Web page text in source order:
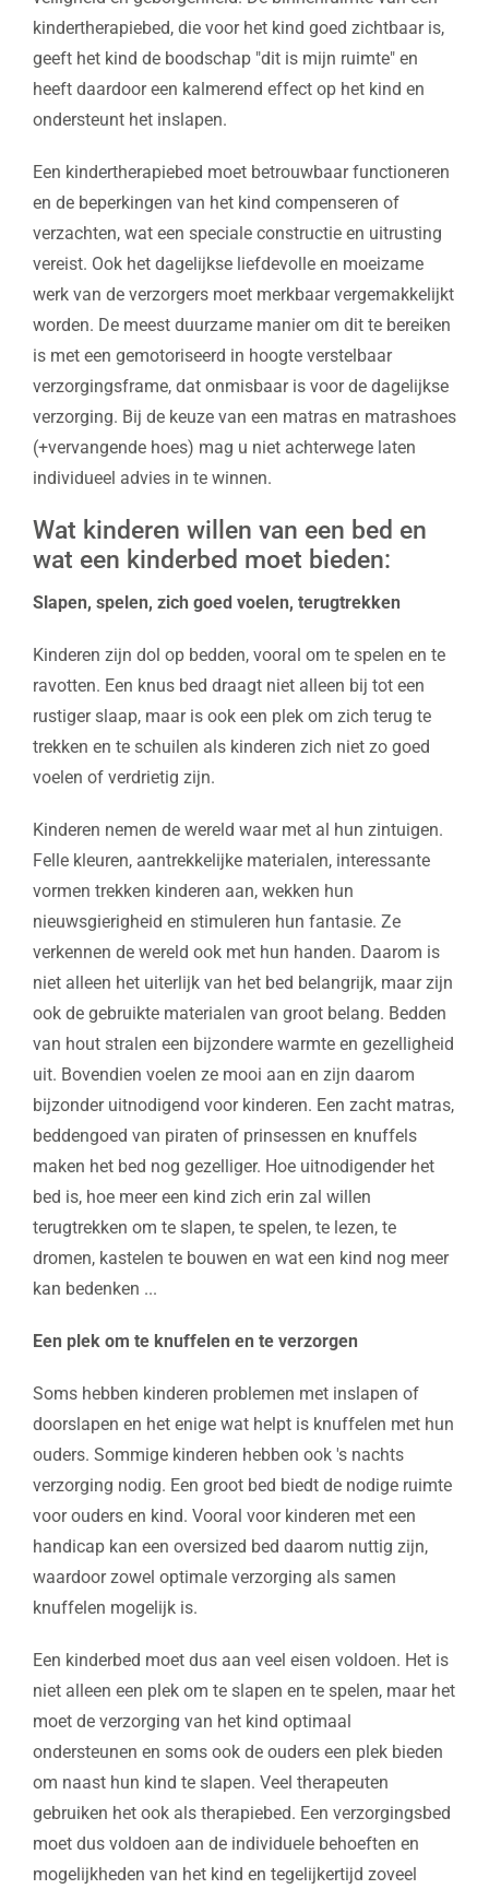
kindertherapiebed, die voor het kind goed zichtbaar is,
geeft het kind de boodschap "dit is mijn ruimte" en
heeft daardoor een kalmerend effect op het kind en
ondersteunt het inslapen.
Een kindertherapiebed moet betrouwbaar functioneren
en de beperkingen van het kind compenseren of
verzachten, wat een speciale constructie en uitrusting
vereist. Ook het dagelijkse liefdevolle en moeizame
werk van de verzorgers moet merkbaar vergemakkelijkt
worden. De meest duurzame manier om dit te bereiken
is met een gemotoriseerd in hoogte verstelbaar
verzorgingsframe, dat onmisbaar is voor de dagelijkse
verzorging. Bij de keuze van een matras en matrashoes
(+vervangende hoes) mag u niet achterwege laten
individueel advies in te winnen.
Wat kinderen willen van een bed en
wat een kinderbed moet bieden:
Slapen, spelen, zich goed voelen, terugtrekken
Kinderen zijn dol op bedden, vooral om te spelen en te
ravotten. Een knus bed draagt niet alleen bij tot een
rustiger slaap, maar is ook een plek om zich terug te
trekken en te schuilen als kinderen zich niet zo goed
voelen of verdrietig zijn.
Kinderen nemen de wereld waar met al hun zintuigen.
Felle kleuren, aantrekkelijke materialen, interessante
vormen trekken kinderen aan, wekken hun
nieuwsgierigheid en stimuleren hun fantasie. Ze
verkennen de wereld ook met hun handen. Daarom is
niet alleen het uiterlijk van het bed belangrijk, maar zijn
ook de gebruikte materialen van groot belang. Bedden
van hout stralen een bijzondere warmte en gezelligheid
uit. Bovendien voelen ze mooi aan en zijn daarom
bijzonder uitnodigend voor kinderen. Een zacht matras,
beddengoed van piraten of prinsessen en knuffels
maken het bed nog gezelliger. Hoe uitnodigender het
bed is, hoe meer een kind zich erin zal willen
terugtrekken om te slapen, te spelen, te lezen, te
dromen, kastelen te bouwen en wat een kind nog meer
kan bedenken ...
Een plek om te knuffelen en te verzorgen
Soms hebben kinderen problemen met inslapen of
doorslapen en het enige wat helpt is knuffelen met hun
ouders. Sommige kinderen hebben ook 's nachts
verzorging nodig. Een groot bed biedt de nodige ruimte
voor ouders en kind. Vooral voor kinderen met een
handicap kan een oversized bed daarom nuttig zijn,
waardoor zowel optimale verzorging als samen
knuffelen mogelijk is.
Een kinderbed moet dus aan veel eisen voldoen. Het is
niet alleen een plek om te slapen en te spelen, maar het
moet de verzorging van het kind optimaal
ondersteunen en soms ook de ouders een plek bieden
om naast hun kind te slapen. Veel therapeuten
gebruiken het ook als therapiebed. Een verzorgingsbed
moet dus voldoen aan de individuele behoeften en
mogelijkheden van het kind en tegelijkertijd zoveel